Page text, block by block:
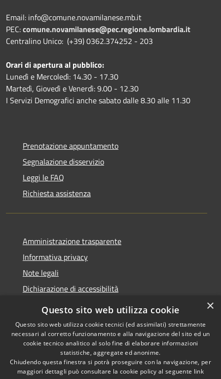
Email: info@comune.novamilanese.mb.it
PEC:comune.novamilanese@pec.regione.lombardia.it
Centralino Unico: (+39) 0362.374252 - 203
Orari di apertura al pubblico:
Lunedì e Mercoledì: 14.30 - 17.30
Martedì, Giovedì e Venerdì: 9.00 - 12.30
I Servizi Demografici anche sabato dalle 8.30 alle 11.30
Prenotazione appuntamento
Segnalazione disservizio
Leggi le FAQ
Richiesta assistenza
Amministrazione trasparente
Informativa privacy
Note legali
Dichiarazione di accessibilità
RSS
Privacy
Cookie
Copyright © 2026 • Comune di
Nova Milanese • Powered by
Municipium•Accesso
redazione
×
Questo sito web utilizza cookie
Questo sito web utilizza cookie tecnici (ed assimilati) strettamente
necessari al corretto funzionamento e alla navigazione del sito ed un
cookie tecnico analitico al solo fine di elaborare informazioni
statistiche, aggregate ed anonime.
Chiudendo questa finestra si potrà proseguire con la navigazione, per
maggiori dettagli può consultare la cookie policy al seguente link